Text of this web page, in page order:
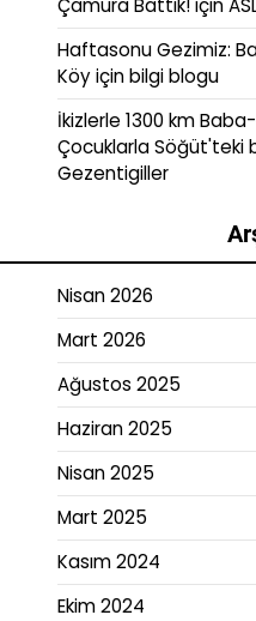
Çamura Battık!için
Haftasonu Gezimiz:
Köyiçinbilgi blogu
İkizlerle 1300 km
Çocuklarla
Gezentigiller
Nisan 2026
Mart 2026
Ağustos 2025
Haziran 2025
Nisan 2025
Mart 2025
Kasım 2024
Ekim 2024